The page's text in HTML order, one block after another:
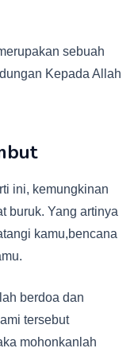
sebuah
Kepada Allah
ini, kemungkinan
buruk. Yang artinya
kamu,bencana
berdoa dan
tersebut
mohonkanlah